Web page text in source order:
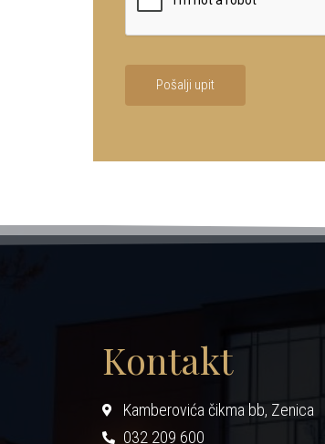
Pošalji upit
Kontakt
Kamberovića čikma bb, Zenica
032 209 600